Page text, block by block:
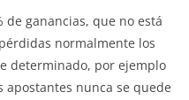
de ganancias, que no está
normalmente los
determinado, por ejemplo
apostantes nunca se quede